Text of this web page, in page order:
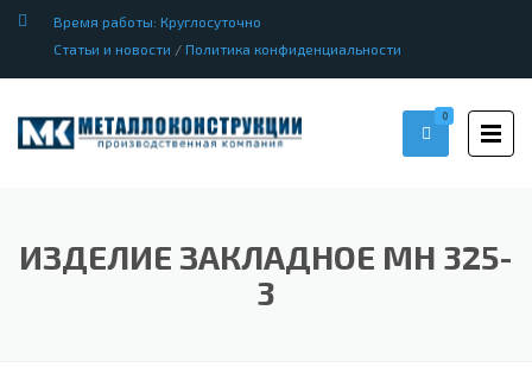
Время работы: Круглосуточно
Статьи и новости / Политика конфиденциальности
0
ИЗДЕЛИЕ ЗАКЛАДНОЕ МН 325-
3